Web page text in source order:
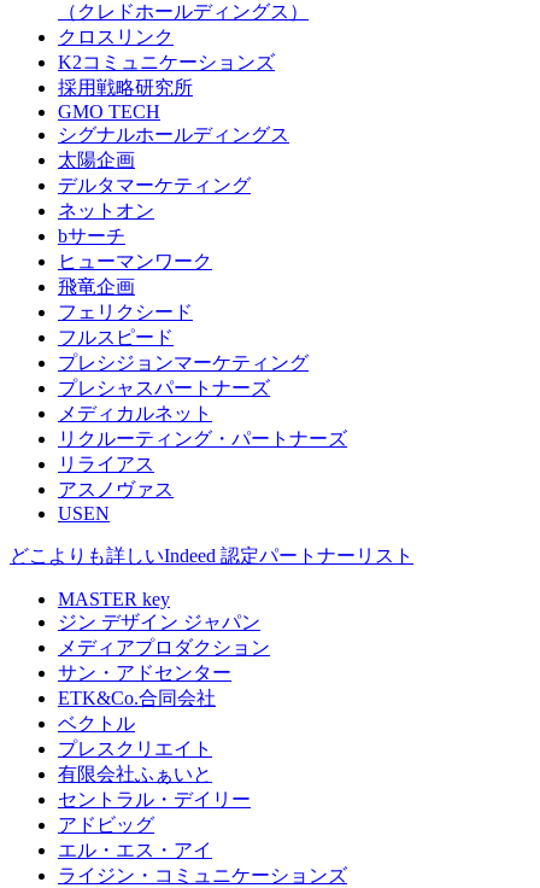
（クレドホールディングス）
クロスリンク
K2コミュニケーションズ
採用戦略研究所
GMO TECH
シグナルホールディングス
太陽企画
デルタマーケティング
ネットオン
bサーチ
ヒューマンワーク
飛竜企画
フェリクシード
フルスピード
プレシジョンマーケティング
プレシャスパートナーズ
メディカルネット
リクルーティング・パートナーズ
リライアス
アスノヴァス
USEN
どこよりも詳しいIndeed 認定パートナーリスト
MASTER key
ジン デザイン ジャパン
メディアプロダクション
サン・アドセンター
ETK&Co.合同会社
ベクトル
プレスクリエイト
有限会社ふぁいと
セントラル・デイリー
アドビッグ
エル・エス・アイ
ライジン・コミュニケーションズ